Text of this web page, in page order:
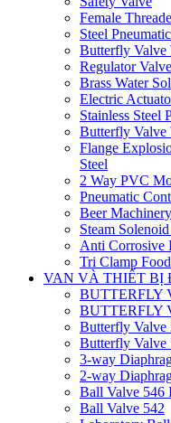
Female
Steel
Butterfly Valve
Regulator Valve
Brass Water
Electric
Stainless Steel
Butterfly Valve
Flange
Steel
2 Way PVC
Pneumatic
Beer
Steam
Anti Corrosive
Tri Clamp
VAN VÀ THIẾT BỊ
BUTTERFLY
BUTTERFLY
Butterfly Valve
Butterfly Valve
3-way
2-way
Ball Valve 546
Ball Valve 542